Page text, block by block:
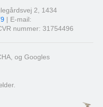
2, 1434
| E-mail:
nummer: 31754496
og Googles